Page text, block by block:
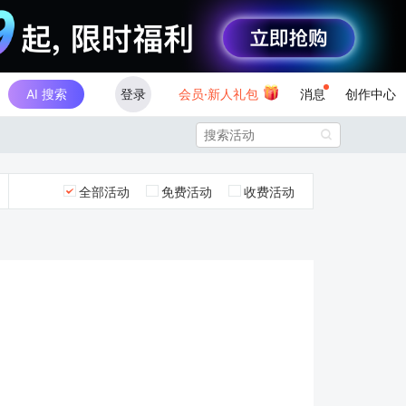
AI 搜索 登录 会员·新人礼包 消息 创作中心

全部活动 免费活动 收费活动